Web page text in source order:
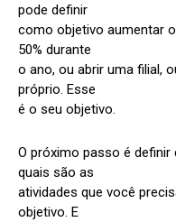
pode definir
como objetivo aumentar
50% durante
o ano, ou abrir uma filial,
próprio. Esse
é o seu objetivo.
O próximo passo é
quais são as
atividades que você
objetivo. E